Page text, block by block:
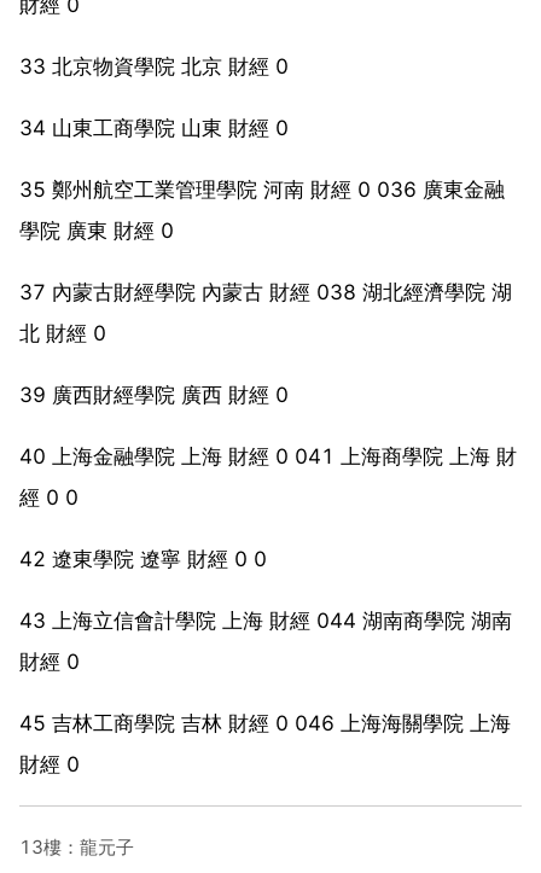
33 北京物資學院 北京 財經 0
34 山東工商學院 山東 財經 0
35 鄭州航空工業管理學院 河南 財經 0 036 廣東金融
學院 廣東 財經 0
37 內蒙古財經學院 內蒙古 財經 038 湖北經濟學院 湖
北 財經 0
39 廣西財經學院 廣西 財經 0
40 上海金融學院 上海 財經 0 041 上海商學院 上海 財
經 0 0
42 遼東學院 遼寧 財經 0 0
43 上海立信會計學院 上海 財經 044 湖南商學院 湖南
財經 0
45 吉林工商學院 吉林 財經 0 046 上海海關學院 上海
財經 0
13樓：龍元子